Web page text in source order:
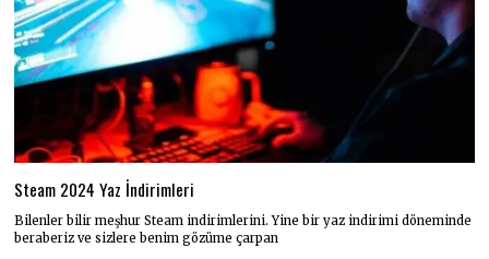
Steam 2024 Yaz İndirimleri
Bilenler bilir meşhur Steam indirimlerini. Yine bir yaz indirimi döneminde
beraberiz ve sizlere benim gözüme çarpan